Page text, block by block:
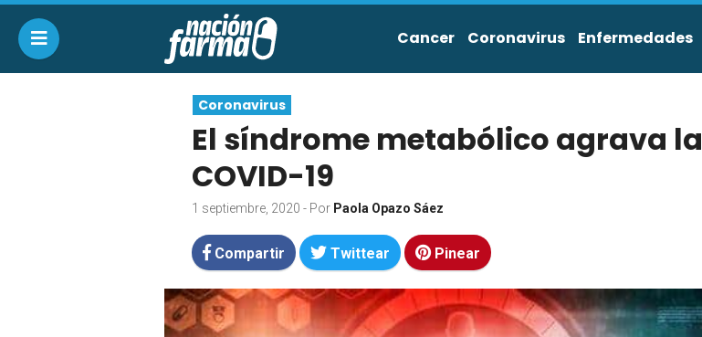
Cancer Coronavirus Enfermedades
Coronavirus
El síndrome metabólico agrava la
COVID-19
1 septiembre, 2020 - Por Paola Opazo Sáez
Compartir Twittear Pinear